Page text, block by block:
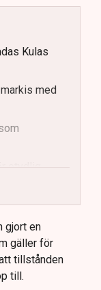
Kulas
med
otydlig
för
för
gjort en
gäller för
tillstånden
till.